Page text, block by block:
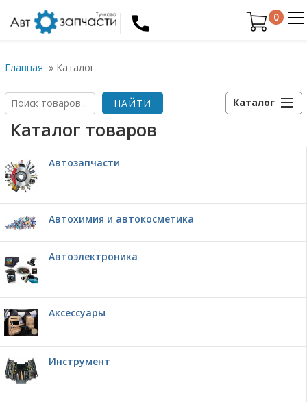
0
Главная » Каталог
Каталог
Каталог товаров
Автозапчасти
Автохимия и автокосметика
Автоэлектроника
Аксессуары
Инструмент